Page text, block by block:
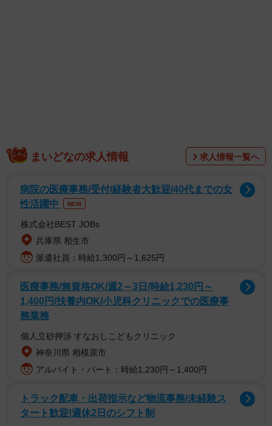
髪型の変化や顔つきの成熟など、人生の様々な局面を経験
投稿には「これが人生か…」「人に歴史ありですね」「い
い歳の取り方しとる！間違いない」「最後の顔が1番カッコ
いいです」など、共感の声が多数寄せられています。
まいどなの求人情報 求人情報一覧へ
病院の医療事務/受付/経験者大歓迎/40代までの女
性活躍中
NEW
株式会社BEST JOBs
兵庫県 相生市
派遣社員：時給1,300円～1,625円
医療事務/無資格OK/週2～3日/時給1,230円～
1,400円/扶養内OK/小児科クリニックでの医療事
務業務
個人立砂押渉 すなおしこどもクリニック
神奈川県 相模原市
アルバイト・パート：時給1,230円～1,400円
トラック配車・出荷指示など物流事務/未経験ス
タート歓迎!週休2日のシフト制